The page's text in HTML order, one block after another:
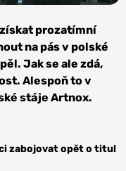
prozatímní
na pás v polské
Jak se ale zdá,
Alespoň to v
stáje Artnox.
zabojovat opět o titul